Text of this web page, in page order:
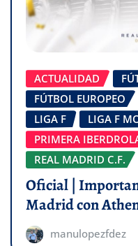
ACTUALIDAD
FÚTBOL EUROPEO
LIGA F
LIGA F
PRIMERA
REAL MADRID C.F.
Oficial |
Madrid con
manulopezfdez